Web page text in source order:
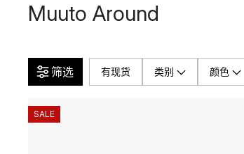
Muuto Around
筛选 有现货 类别 颜色
SALE